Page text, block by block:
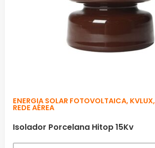
ENERGIA SOLAR FOTOVOLTAICA, KVLUX,
REDE AÉREA
Isolador Porcelana Hitop 15Kv